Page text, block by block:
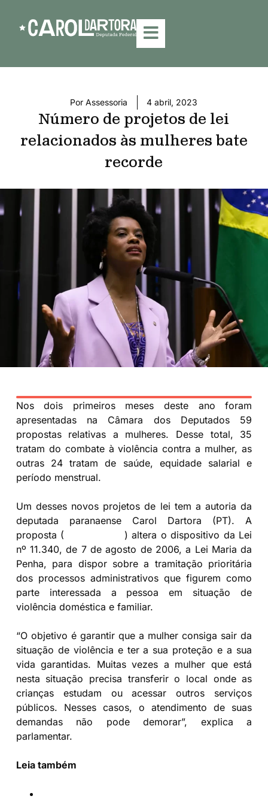
Por Assessoria 4 abril, 2023
Número de projetos de lei
relacionados às mulheres bate
recorde
Nos dois primeiros meses deste ano foram
apresentadas na Câmara dos Deputados 59
propostas relativas a mulheres. Desse total, 35
tratam do combate à violência contra a mulher, as
outras 24 tratam de saúde, equidade salarial e
período menstrual.
Um desses novos projetos de lei tem a autoria da
deputada paranaense Carol Dartora (PT). A
proposta (
) altera o dispositivo da Lei
nº 11.340, de 7 de agosto de 2006, a Lei Maria da
Penha, para dispor sobre a tramitação prioritária
dos processos administrativos que figurem como
parte interessada a pessoa em situação de
violência doméstica e familiar.
“O objetivo é garantir que a mulher consiga sair da
situação de violência e ter a sua proteção e a sua
vida garantidas. Muitas vezes a mulher que está
nesta situação precisa transferir o local onde as
crianças estudam ou acessar outros serviços
públicos. Nesses casos, o atendimento de suas
demandas não pode demorar”, explica a
parlamentar.
Leia também